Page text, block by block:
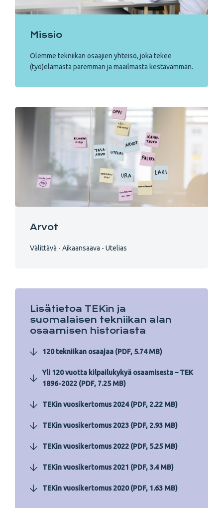
Missio
Olemme tekniikan osaajien yhteisö, joka tekee
(työ)elämästä paremman ja maailmasta kestävämmän.
Arvot
Välittävä - Aikaansaava - Utelias
Lisätietoa TEKin ja
suomalaisen tekniikan alan
osaamisen historiasta
120 tekniikan osaajaa (PDF, 5.74 MB)
Yli 120 vuotta kilpailukykyä osaamisesta – TEK
1896-2022 (PDF, 7.25 MB)
TEKin vuosikertomus 2024 (PDF, 2.22 MB)
TEKin vuosikertomus 2023 (PDF, 2.93 MB)
TEKin vuosikertomus 2022 (PDF, 5.25 MB)
TEKin vuosikertomus 2021 (PDF, 3.4 MB)
TEKin vuosikertomus 2020 (PDF, 1.63 MB)